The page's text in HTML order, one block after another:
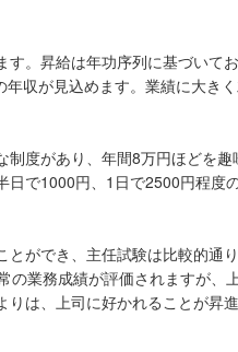
。昇給は年功序列に基づいて
収が見込めます。業績に大き
度があり、年間8万円ほどを趣
日で1000円、1日で2500円程度
ができ、主任試験は比較的通
の業務成績が評価されますが、
は、上司に好かれることが昇